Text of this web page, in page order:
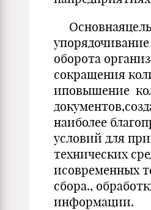
оборота
сокращения
иповышение
наиболее
условий для
технических
исовременных
сбора.,
информации.